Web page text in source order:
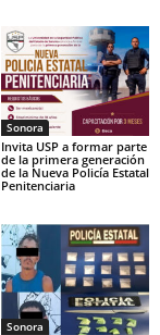
Sonora
Invita USP a formar parte
de la primera generación
de la Nueva Policía Estatal
Penitenciaria
Sonora